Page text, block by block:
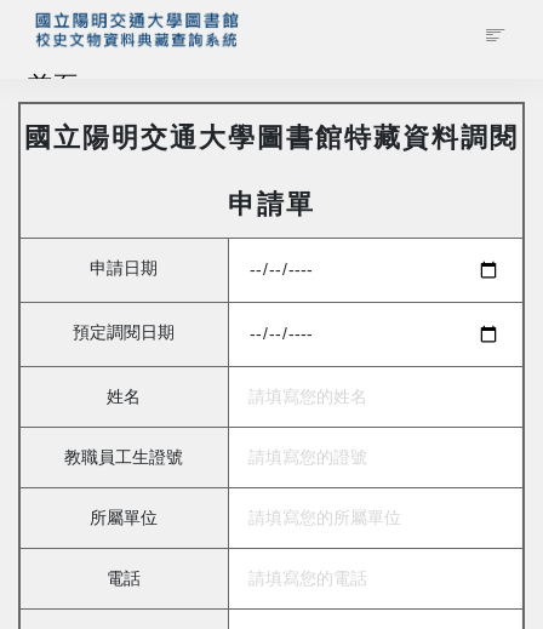
首頁
藏品查詢
管理者登入
國立陽明交通大學圖書館特藏資料調閱
申請單
申請日期
預定調閱日期
姓名
教職員工生證號
所屬單位
電話